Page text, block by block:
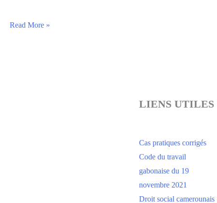
Read More »
LIENS UTILES
Cas pratiques corrigés
Code du travail
gabonaise du 19
novembre 2021
Droit social camerounais